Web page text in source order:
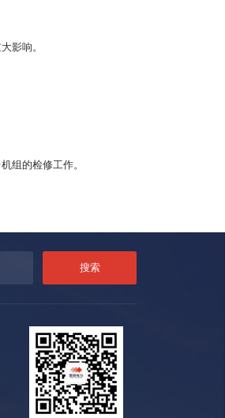
影响。
组的检修工作。